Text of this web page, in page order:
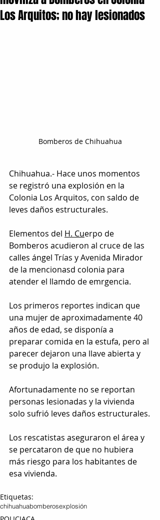
Los Arquitos; no hay lesionados
Bomberos de Chihuahua
Chihuahua.- Hace unos momentos
se registró una explosión en la
Colonia Los Arquitos, con saldo de
leves daños estructurales.
Elementos del H. Cuerpo de
Bomberos acudieron al cruce de las
calles ángel Trías y Avenida Mirador
de la mencionasd colonia para
atender el llamdo de emrgencia.
Los primeros reportes indican que
una mujer de aproximadamente 40
años de edad, se disponía a
preparar comida en la estufa, pero al
parecer dejaron una llave abierta y
se produjo la explosión.
Afortunadamente no se reportan
personas lesionadas y la vivienda
solo sufrió leves daños estructurales.
Los rescatistas aseguraron el área y
se percataron de que no hubiera
más riesgo para los habitantes de
esa vivienda.
Etiquetas:
chihuahuabomberosexplosión